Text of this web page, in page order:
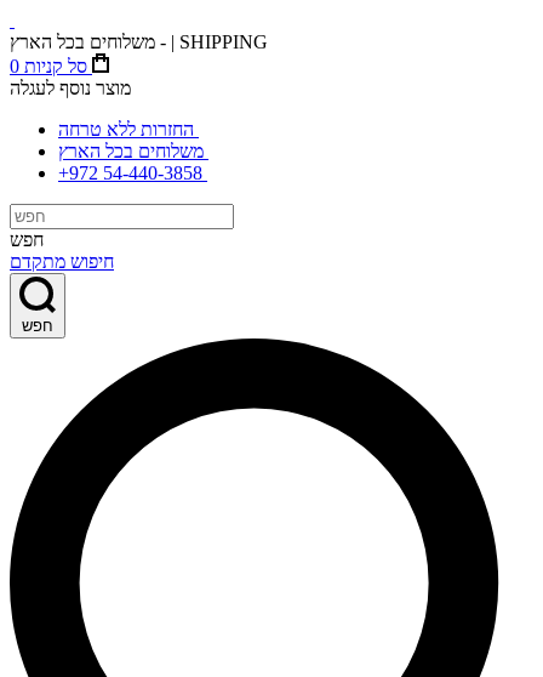
משלוחים בכל הארץ - | SHIPPING
0 סל קניות
מוצר נוסף לעגלה
+972 54-440-3858
חפש
חיפוש מתקדם
חפש